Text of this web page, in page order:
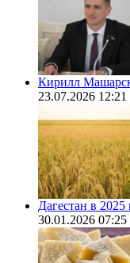
Кирилл
23.07.2026 12:21
Дагестан в
30.01.2026 07:25